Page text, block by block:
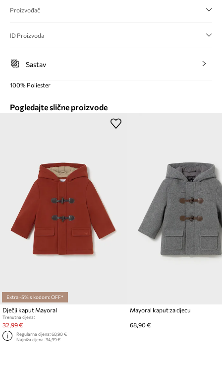
Proizvođač
ID Proizvoda
Sastav
100% Poliester
Pogledajte slične proizvode
Extra -5% s kodom: OFF*
Dječji kaput Mayoral
Trenutna cijena:
32,99 €
Regularna cijena:68,90 €
Najniža cijena:34,99 €
Mayoral kaput za djecu
68,90 €